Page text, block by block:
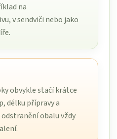
na
v sendviči nebo jako
obvykle stačí krátce
délku přípravy a
obalu vždy